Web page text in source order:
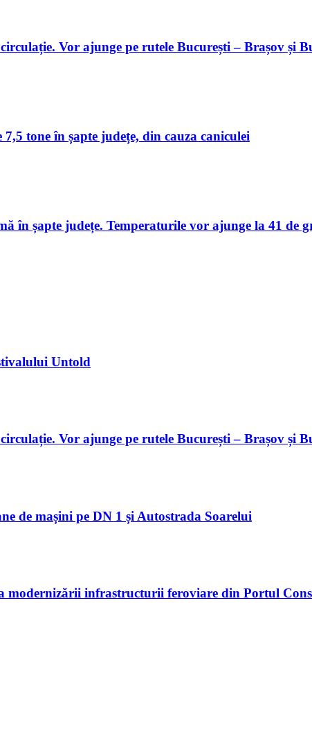
Vor ajunge pe rutele București – Brașov și
tone în șapte județe, din cauza caniculei
în șapte județe. Temperaturile vor ajunge la 41 de
Untold
Vor ajunge pe rutele București – Brașov și
de mașini pe DN 1 și Autostrada Soarelui
modernizării infrastructurii feroviare din Portul